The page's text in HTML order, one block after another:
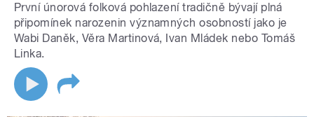
První únorová folková pohlazení tradičně bývají plná
připomínek narozenin významných osobností jako je
Wabi Daněk, Věra Martinová, Ivan Mládek nebo Tomáš
Linka.